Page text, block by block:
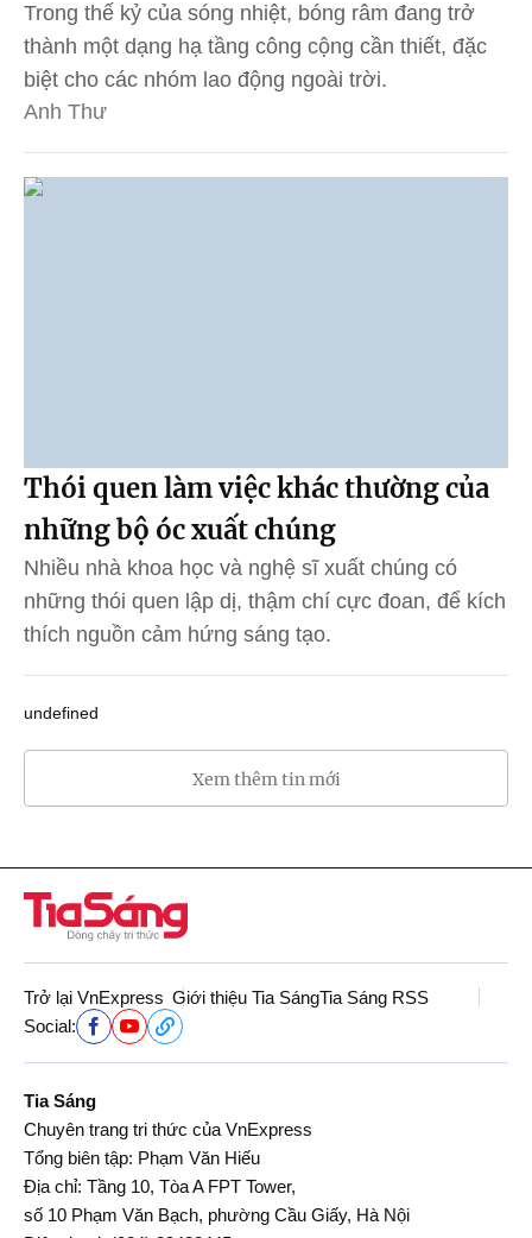
Trong thế kỷ của sóng nhiệt, bóng râm đang trở
thành một dạng hạ tầng công cộng cần thiết, đặc
biệt cho các nhóm lao động ngoài trời.
Anh Thư
Thói quen làm việc khác thường của
những bộ óc xuất chúng
Nhiều nhà khoa học và nghệ sĩ xuất chúng có
những thói quen lập dị, thậm chí cực đoan, để kích
thích nguồn cảm hứng sáng tạo.
undefined
Xem thêm tin mới
Trở lại VnExpress Giới thiệu Tia SángTia Sáng RSS
Social:
Tia Sáng
Chuyên trang tri thức của VnExpress
Tổng biên tập: Phạm Văn Hiếu
Địa chỉ: Tầng 10, Tòa A FPT Tower,
số 10 Phạm Văn Bạch, phường Cầu Giấy, Hà Nội